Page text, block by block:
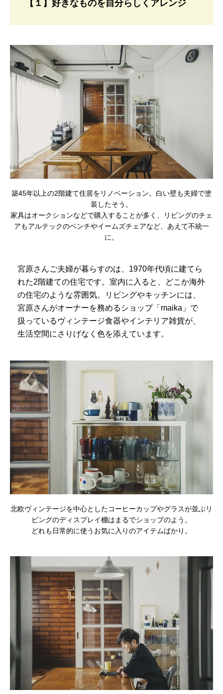
【１】好きなものを自分らしくアレンジ
築45年以上の2階建て住居をリノベーション。白い壁も夫婦で塗
装したそう。
家具はオークションなどで購入することが多く、リビングのチェ
アもアルテックのベンチやイームズチェアなど、あえて不統一
に。
宮原さんご夫婦が暮らすのは、1970年代頃に建てら
れた2階建ての住宅です。室内に入ると、どこか海外
の住宅のような雰囲気。リビングやキッチンには、
宮原さんがオーナーを務めるショップ「maika」で
扱っているヴィンテージ食器やインテリア雑貨が、
生活空間にさりげなく色を添えています。
北欧ヴィンテージを中心としたコーヒーカップやグラスが並ぶリ
ビングのディスプレイ棚はまるでショップのよう。
どれも日常的に使うお気に入りのアイテムばかり。